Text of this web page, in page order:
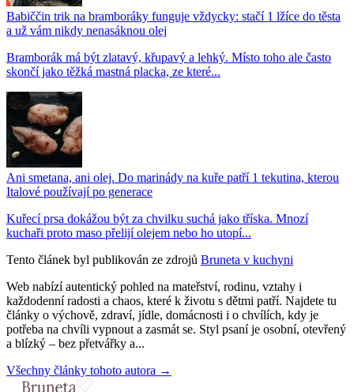
Babiččin trik na bramboráky funguje vždycky: stačí 1 lžíce do těsta
a už vám nikdy nenasáknou olej
Bramborák má být zlatavý, křupavý a lehký. Místo toho ale často
skončí jako těžká mastná placka, ze které...
Ani smetana, ani olej. Do marinády na kuře patří 1 tekutina, kterou
Italové používají po generace
Kuřecí prsa dokážou být za chvilku suchá jako tříska. Mnozí
kuchaři proto maso přelijí olejem nebo ho utopí...
Tento článek byl publikován ze zdrojů Bruneta v kuchyni
Web nabízí autentický pohled na mateřství, rodinu, vztahy i
každodenní radosti a chaos, které k životu s dětmi patří. Najdete tu
články o výchově, zdraví, jídle, domácnosti i o chvílích, kdy je
potřeba na chvíli vypnout a zasmát se. Styl psaní je osobní, otevřený
a blízký – bez přetvářky a...
Všechny články tohoto autora →